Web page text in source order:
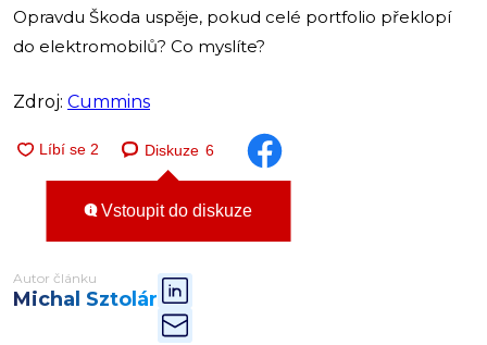
Opravdu Škoda uspěje, pokud celé portfolio překlopí
do elektromobilů? Co myslíte?
Zdroj: Cummins
Diskuze 6
Vstoupit do diskuze
Autor článku
Michal Sztolár